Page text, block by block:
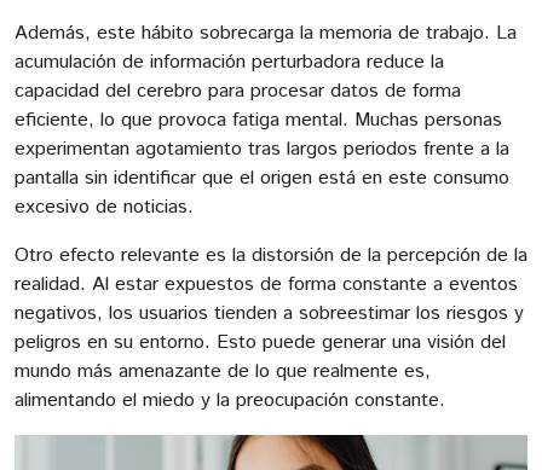
Además, este hábito sobrecarga la memoria de trabajo. La
acumulación de información perturbadora reduce la
capacidad del cerebro para procesar datos de forma
eficiente, lo que provoca fatiga mental. Muchas personas
experimentan agotamiento tras largos periodos frente a la
pantalla sin identificar que el origen está en este consumo
excesivo de noticias.
Otro efecto relevante es la distorsión de la percepción de la
realidad. Al estar expuestos de forma constante a eventos
negativos, los usuarios tienden a sobreestimar los riesgos y
peligros en su entorno. Esto puede generar una visión del
mundo más amenazante de lo que realmente es,
alimentando el miedo y la preocupación constante.